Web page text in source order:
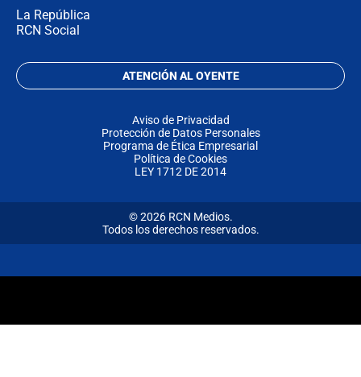
La República
RCN Social
ATENCIÓN AL OYENTE
Aviso de Privacidad
Protección de Datos Personales
Programa de Ética Empresarial
Política de Cookies
LEY 1712 DE 2014
© 2026 RCN Medios.
Todos los derechos reservados.